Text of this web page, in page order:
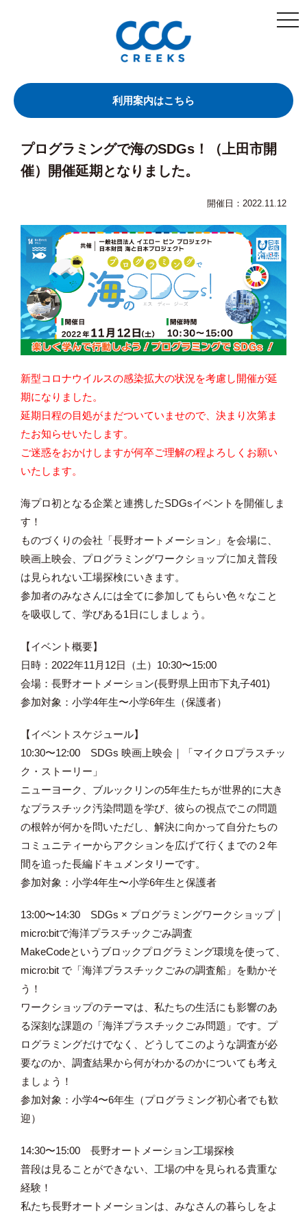
利用案内はこちら
プログラミングで海のSDGs！（上田市開
催）開催延期となりました。
開催日：2022.11.12
新型コロナウイルスの感染拡大の状況を考慮し開催が延
期になりました。
延期日程の目処がまだついていませので、決まり次第ま
たお知らせいたします。
ご迷惑をおかけしますが何卒ご理解の程よろしくお願い
いたします。
海プロ初となる企業と連携したSDGsイベントを開催しま
す！
ものづくりの会社「長野オートメーション」を会場に、
映画上映会、プログラミングワークショップに加え普段
は見られない工場探検にいきます。
参加者のみなさんには全てに参加してもらい色々なこと
を吸収して、学びある1日にしましょう。
【イベント概要】
日時：2022年11月12日（土）10:30〜15:00
会場：長野オートメーション(長野県上田市下丸子401)
参加対象：小学4年生〜小学6年生（保護者）
【イベントスケジュール】
10:30〜12:00 SDGs 映画上映会｜「マイクロプラスチッ
ク・ストーリー」
ニューヨーク、ブルックリンの5年生たちが世界的に大き
なプラスチック汚染問題を学び、彼らの視点でこの問題
の根幹が何かを問いただし、解決に向かって自分たちの
コミュニティーからアクションを広げて行くまでの２年
間を追った長編ドキュメンタリーです。
参加対象：小学4年生〜小学6年生と保護者
13:00〜14:30 SDGs × プログラミングワークショップ｜
micro:bitで海洋プラスチックごみ調査
MakeCodeというブロックプログラミング環境を使って、
micro:bit で「海洋プラスチックごみの調査船」を動かそ
う！
ワークショップのテーマは、私たちの生活にも影響のあ
る深刻な課題の「海洋プラスチックごみ問題」です。プ
ログラミングだけでなく、どうしてこのような調査が必
要なのか、調査結果から何がわかるのかについても考え
ましょう！
参加対象：小学4〜6年生（プログラミング初心者でも歓
迎）
14:30〜15:00 長野オートメーション工場探検
普段は見ることができない、工場の中を見られる貴重な
経験！
私たち長野オートメーションは、みなさんの暮らしをよ